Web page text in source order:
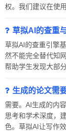
权。我们建议在使
草拟AI的查重
草拟AI的查重引擎
然不能完全替代知
帮助学生发现大部
生成的论文需
需要。AI生成的内
思考和学术深度，
色。草拟AI让写作